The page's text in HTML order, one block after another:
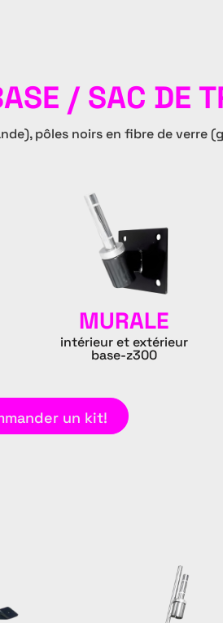
/ SAC DE
pôles noirs en fibre de verre
MURALE
intérieur et extérieur
base-z300
un kit!